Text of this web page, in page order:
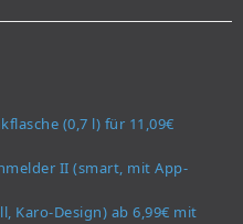
(0,7 l) für 11,09€
II (smart, mit App-
Karo-Design) ab 6,99€ mit